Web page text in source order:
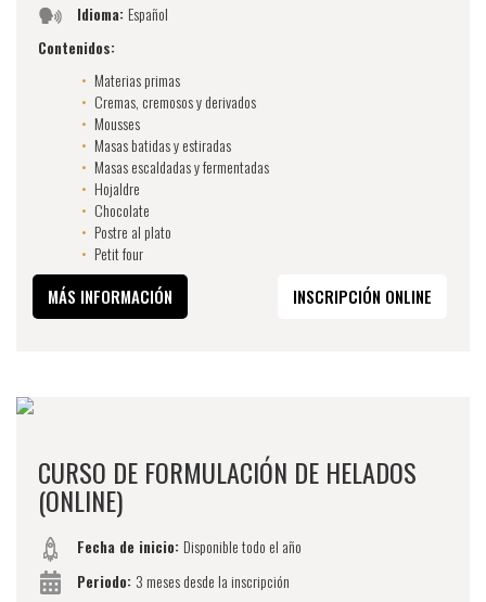
Idioma: Español
Contenidos:
Materias primas
Cremas, cremosos y derivados
Mousses
Masas batidas y estiradas
Masas escaldadas y fermentadas
Hojaldre
Chocolate
Postre al plato
Petit four
MÁS INFORMACIÓN INSCRIPCIÓN ONLINE
CURSO DE FORMULACIÓN DE HELADOS
(ONLINE)
Fecha de inicio: Disponible todo el año
Periodo: 3 meses desde la inscripción